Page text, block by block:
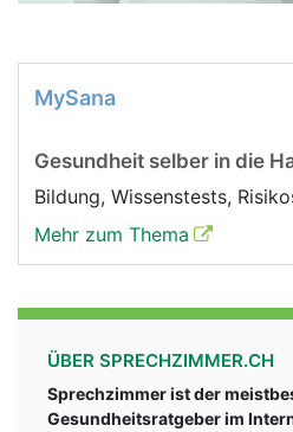
MySana
Gesundheit selber in die
Bildung, Wissenstests,
Mehr zum Thema
ÜBER SPRECHZIMMER.CH
Sprechzimmer ist der
Gesundheitsratgeber im